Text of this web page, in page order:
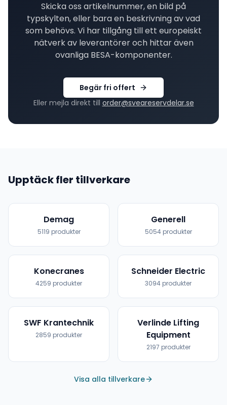
Skicka oss artikelnummer, en bild på
typskylten, eller bara en beskrivning av vad
som behövs. Vi har tillgång till ett europeiskt
nätverk av leverantörer och hittar även
ovanliga BESA-komponenter.
Begär fri offert
Eller mejla direkt till order@sveareservdelar.se
Upptäck fler tillverkare
Demag
5119 produkter
Generell
5054produkter
Konecranes
4259 produkter
Schneider Electric
3094 produkter
SWF Krantechnik
2859 produkter
Verlinde Lifting
Equipment
2197 produkter
Visa alla tillverkare